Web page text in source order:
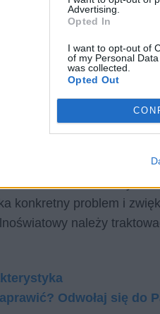
Advertising.
Opted In
I want to opt-out of
of my Personal
was collected.
Opted Out
która może być
konkretny problem i
należy
Odwołaj się do